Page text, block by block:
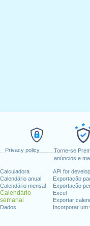
Privacy policy
Torne-se
anúncios e
Calculadora
Calendário anual
Calendário mensal
Calendário
semanal
Dados
API for
Exportação
Exportação
Excel
Exportar
Incorporar um